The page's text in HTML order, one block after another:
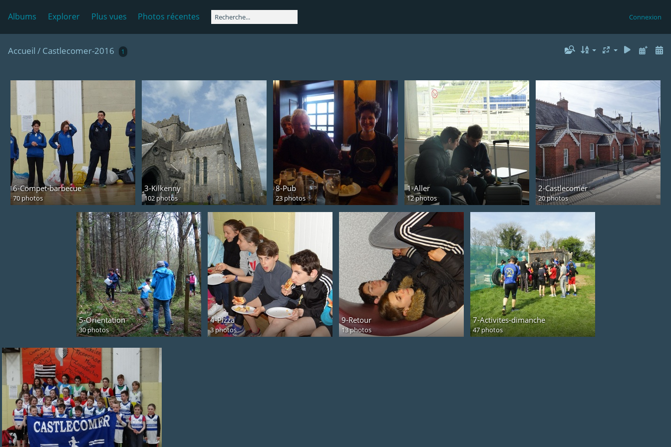
Albums Explorer Plus vues Photos récentes Connexion
Accueil / Castlecomer-2016 1
6-Compet-barbecue
70 photos
3-Kilkenny
102 photos
8-Pub
23 photos
1-Aller
12 photos
2-Castlecomer
20 photos
5-Orientation
30 photos
4-Pizza
3 photos
9-Retour
13 photos
7-Activites-dimanche
47 photos